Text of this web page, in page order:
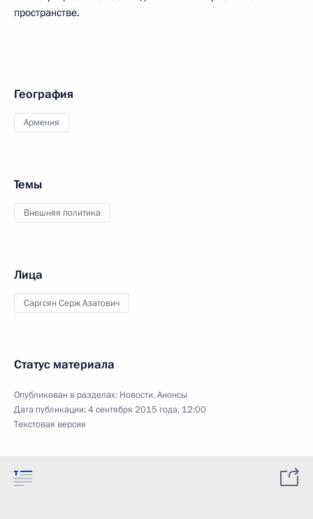
пространстве.
География
Армения
Темы
Внешняя политика
Лица
Саргсян Серж Азатович
Статус материала
Опубликован в разделах: Новости,Анонсы
Дата публикации:4 сентября 2015 года, 12:00
Текстовая версия